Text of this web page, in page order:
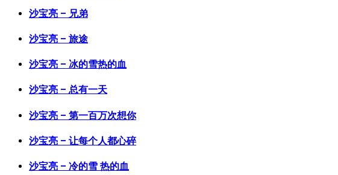
沙宝亮 – 兄弟
沙宝亮 – 旅途
沙宝亮 – 冰的雪热的血
沙宝亮 – 总有一天
沙宝亮 – 第一百万次想你
沙宝亮 – 让每个人都心碎
沙宝亮 – 冷的雪 热的血